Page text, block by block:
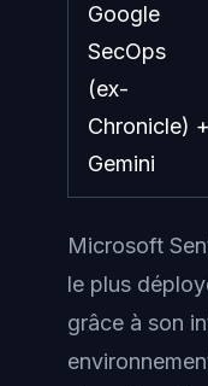
Google
SecOps
(ex-
Chronicle) +
Gemini
Microsoft
le plus
grâce à son